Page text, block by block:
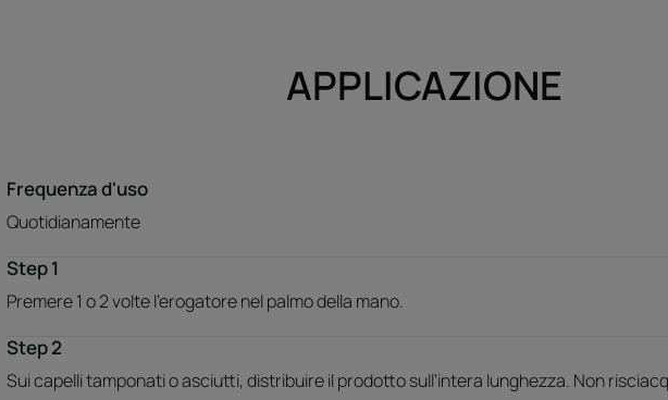
APPLICAZIONE
Frequenza d'uso
Quotidianamente
Step 1
Premere 1 o 2 volte l'erogatore nel palmo della mano.
Step 2
Sui capelli tamponati o asciutti, distribuire il prodotto sull’intera lunghezza. Non